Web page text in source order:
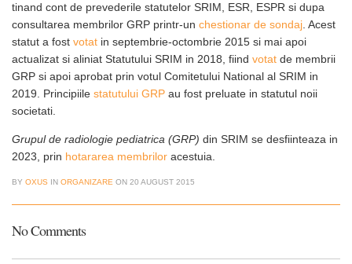
tinand cont de prevederile statutelor SRIM, ESR, ESPR si dupa
consultarea membrilor GRP printr-un chestionar de sondaj . Acest
statut a fost votat in septembrie-octombrie 2015 si mai apoi
actualizat si aliniat Statutului SRIM in 2018, fiind votat de membrii
GRP si apoi aprobat prin votul Comitetului National al SRIM in
2019. Principiile statutului GRP au fost preluate in statutul noii
societati.
Grupul de radiologie pediatrica (GRP) din SRIM se desfiinteaza in
2023, prin hotararea membrilor acestuia.
BY OXUS IN ORGANIZARE ON 20 AUGUST 2015
No Comments